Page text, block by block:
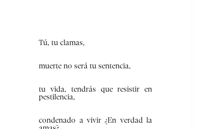
Tú, tu clamas,
muerte no será tu sentencia,
tu vida, tendrás que resistir en
pestilencia,
condenado a vivir ¿En verdad la